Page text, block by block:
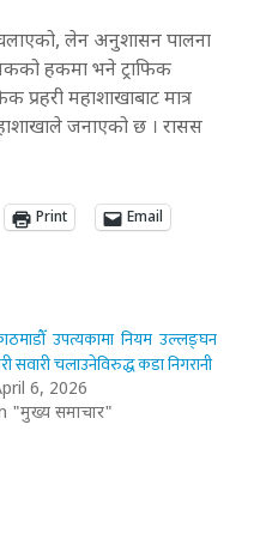
लेन अनुशासन पालना
हकमा भने ट्राफिक
प्रहरी महाशाखाबाट मात्र
जनाएको छ । रासस
Print Email
उपत्यकामा नियम उल्लङ्घन
सवारी चलाउनेविरुद्ध कडा निगरानी
6, 2026
"मुख्य समाचार"